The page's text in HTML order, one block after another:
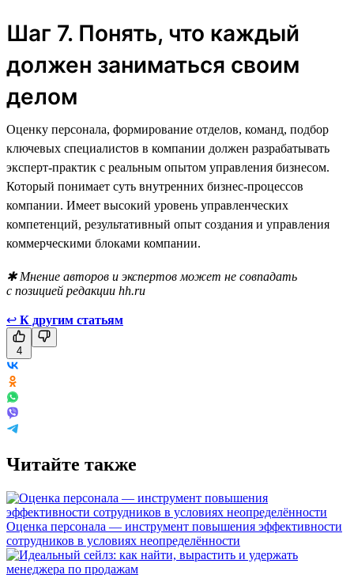
Шаг 7. Понять, что каждый
должен заниматься своим
делом
Оценку персонала, формирование отделов, команд, подбор
ключевых специалистов в компании должен разрабатывать
эксперт-практик с реальным опытом управления бизнесом.
Который понимает суть внутренних бизнес-процессов
компании. Имеет высокий уровень управленческих
компетенций, результативный опыт создания и управления
коммерческими блоками компании.
✱ Мнение авторов и экспертов может не совпадать
с позицией редакции hh.ru
↩ К другим статьям
4
Читайте также
Оценка персонала — инструмент повышения эффективности
сотрудников в условиях неопределённости